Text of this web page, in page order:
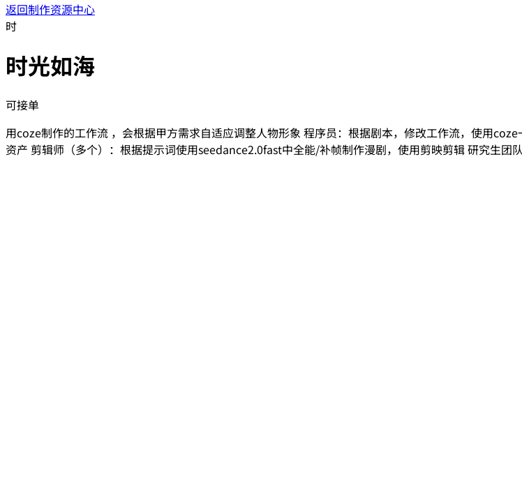
返回制作资源中心
时
时光如海
可接单
用coze制作的工作流 ，会根据甲方需求自适应调整人物形象 程序员：根据剧本，修改工作流，使用
资产 剪辑师（多个）：根据提示词使用seedance2.0fast中全能/补帧制作漫剧，使用剪映剪辑 研究生